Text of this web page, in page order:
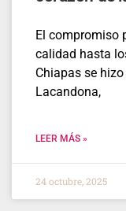
El compromiso
calidad hasta
Chiapas se
Lacandona,
LEER MÁS »
24 octubre, 2025